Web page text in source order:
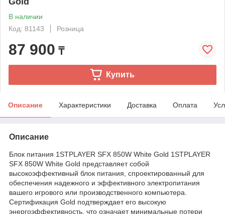
В наличии
Код: 81143
Розница
87 900 ₸
Купить
Описание Характеристики Доставка Оплата
Описание
Блок питания 1STPLAYER SFX 850W White Gold 1STPLAYER
SFX 850W White Gold представляет собой
высокоэффективный блок питания, спроектированный для
обеспечения надежного и эффективного электропитания
вашего игрового или производственного компьютера.
Сертификация Gold подтверждает его высокую
энергоэффективность, что означает минимальные потери